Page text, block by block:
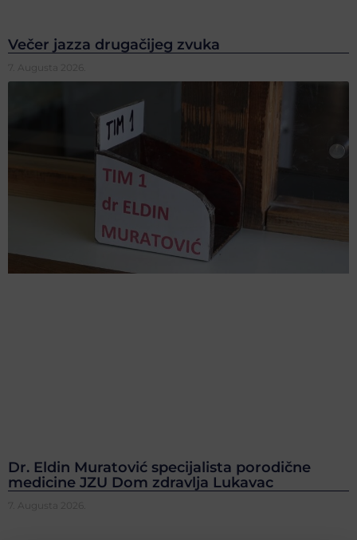
Večer jazza drugačijeg zvuka
7. Augusta 2026.
Dr. Eldin Muratović specijalista porodične
medicine JZU Dom zdravlja Lukavac
7. Augusta 2026.